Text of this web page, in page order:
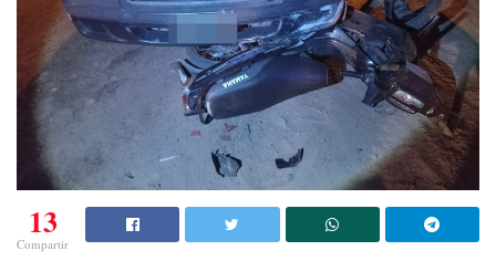
13
Compartir